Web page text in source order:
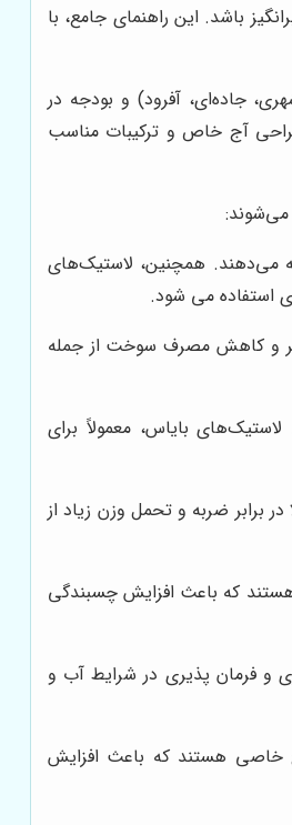
باشد. این راهنمای جامع، با
جاده‌ای، آفرود) و بودجه در
طراحی آج خاص و ترکیبات مناسب
می‌شوند:
می‌دهند. همچنین، لاستیک‌های
استفاده می شود.
تر و کاهش مصرف سوخت از جمله
بایاس، معمولاً برای
برابر ضربه و تحمل وزن زیاد از
که باعث افزایش چسبندگی
و فرمان پذیری در شرایط آب و
خاصی هستند که باعث افزایش